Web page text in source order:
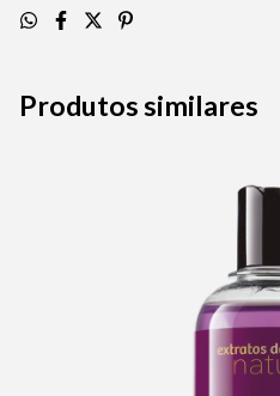
Produtos similares